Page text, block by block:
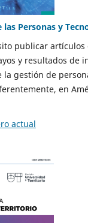
las Personas y
publicar
y resultados de
la gestión de
en
actual